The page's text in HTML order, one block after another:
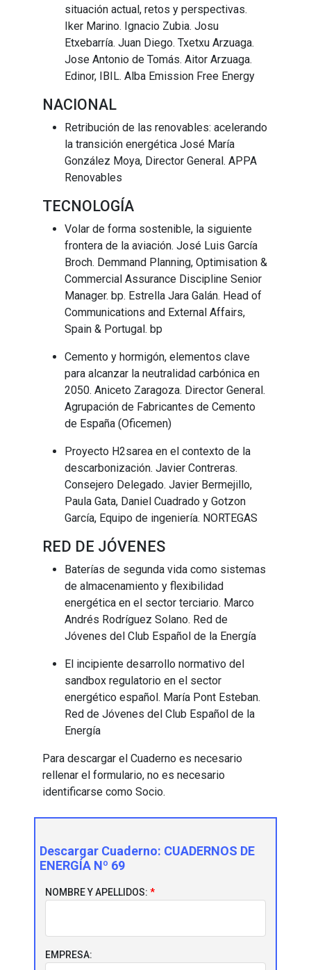
situación actual, retos y perspectivas.
Iker Marino. Ignacio Zubia. Josu
Etxebarría. Juan Diego. Txetxu Arzuaga.
Jose Antonio de Tomás. Aitor Arzuaga.
Edinor, IBIL. Alba Emission Free Energy
NACIONAL
Retribución de las renovables: acelerando
la transición energética José María
González Moya, Director General. APPA
Renovables
TECNOLOGÍA
Volar de forma sostenible, la siguiente
frontera de la aviación. José Luis García
Broch. Demmand Planning, Optimisation &
Commercial Assurance Discipline Senior
Manager. bp. Estrella Jara Galán. Head of
Communications and External Affairs,
Spain & Portugal. bp
Cemento y hormigón, elementos clave
para alcanzar la neutralidad carbónica en
2050. Aniceto Zaragoza. Director General.
Agrupación de Fabricantes de Cemento
de España (Oficemen)
Proyecto H2sarea en el contexto de la
descarbonización. Javier Contreras.
Consejero Delegado. Javier Bermejillo,
Paula Gata, Daniel Cuadrado y Gotzon
García, Equipo de ingeniería. NORTEGAS
RED DE JÓVENES
Baterías de segunda vida como sistemas
de almacenamiento y flexibilidad
energética en el sector terciario. Marco
Andrés Rodríguez Solano. Red de
Jóvenes del Club Español de la Energía
El incipiente desarrollo normativo del
sandbox regulatorio en el sector
energético español. María Pont Esteban.
Red de Jóvenes del Club Español de la
Energía
Para descargar el Cuaderno es necesario
rellenar el formulario, no es necesario
identificarse como Socio.
Descargar Cuaderno: CUADERNOS DE
ENERGÍA Nº 69
NOMBRE Y APELLIDOS:
EMPRESA: